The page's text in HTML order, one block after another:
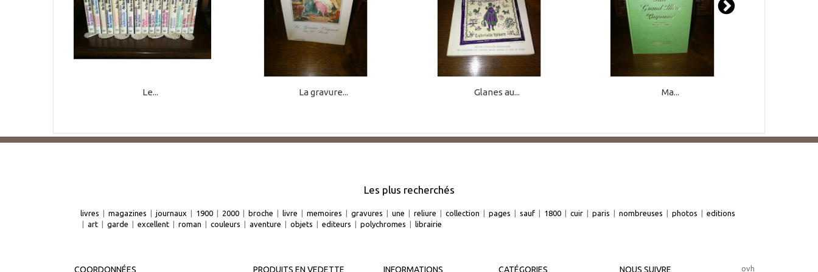
Le... La gravure... Glanes au... Ma...
Les plus recherchés
livres | magazines | journaux | 1900 | 2000 | broche | livre | memoires | gravures | une | reliure | collection | pages | sauf | 1800 | cuir | paris | nombreuses | photos | editions
| art | garde | excellent | roman | couleurs | aventure | objets | editeurs | polychromes | librairie
COORDONNÉES PRODUITS EN VEDETTE INFORMATIONS CATÉGORIES NOUS SUIVRE ovh